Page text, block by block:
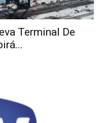
Terminal De